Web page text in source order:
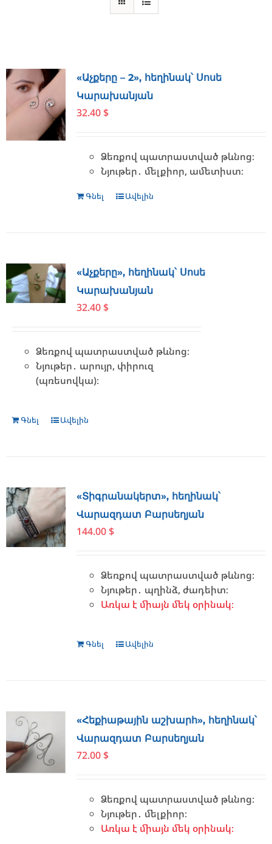
«Աչքերը – 2», հեղինակ՝ Սոսե
Կարախանյան
32.40 $
Ձեռքով պատրաստված թևնոց։
Նյութեր․ մելքիոր, ամետիստ։
Գնել Ավելին
«Աչքերը», հեղինակ՝ Սոսե
Կարախանյան
32.40 $
Ձեռքով պատրաստված թևնոց։
Նյութեր․ արույր, փիրուզ
(պռեսովկա)։
Գնել Ավելին
«Տիգրանակերտ», հեղինակ՝
Վարազդատ Բարսեղյան
144.00 $
Ձեռքով պատրաստված թևնոց։
Նյութեր․ պղինձ, ժադեիտ։
Առկա է միայն մեկ օրինակ։
Գնել Ավելին
«Հեքիաթային աշխարհ», հեղինակ՝
Վարազդատ Բարսեղյան
72.00 $
Ձեռքով պատրաստված թևնոց։
Նյութեր․ մելքիոր։
Առկա է միայն մեկ օրինակ։